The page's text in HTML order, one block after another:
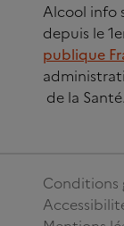
Alcool info
depuis le
publique
de la Santé.
Conditions